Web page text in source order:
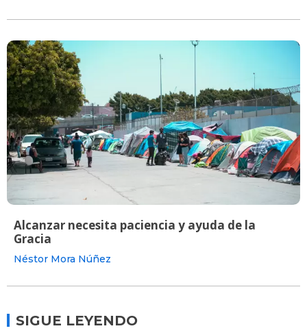
Alcanzar necesita paciencia y ayuda de la
Gracia
Néstor Mora Núñez
SIGUE LEYENDO